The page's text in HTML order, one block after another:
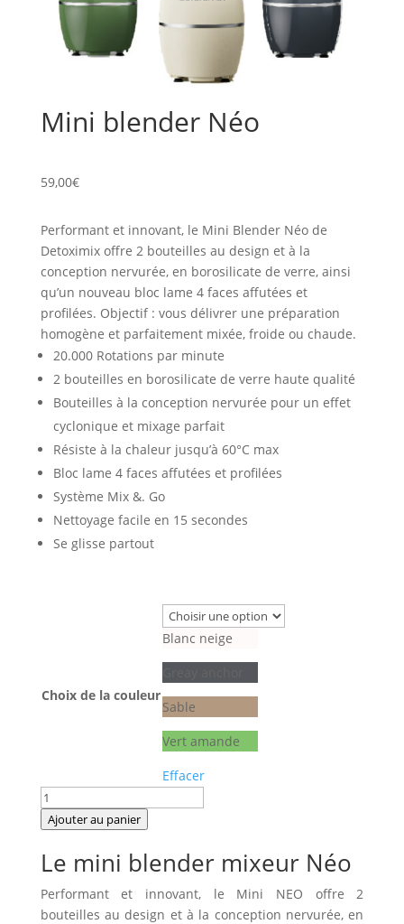
Mini blender Néo
59,00€
Performant et innovant, le Mini Blender Néo de
Detoximix offre 2 bouteilles au design et à la
conception nervurée, en borosilicate de verre, ainsi
qu’un nouveau bloc lame 4 faces affutées et
profilées. Objectif : vous délivrer une préparation
homogène et parfaitement mixée, froide ou chaude.
20.000 Rotations par minute
2 bouteilles en borosilicate de verre haute qualité
Bouteilles à la conception nervurée pour un effet
cyclonique et mixage parfait
Résiste à la chaleur jusqu’à 60°C max
Bloc lame 4 faces affutées et profilées
Système Mix &. Go
Nettoyage facile en 15 secondes
Se glisse partout
Choix de la couleur
Blanc neige
Sable
Vert amande
Effacer
quantité
de
blender
Ajouter au panier
Le mini blender mixeur Néo
Performant et innovant, le Mini NEO offre 2
bouteilles au design et à la conception nervurée, en